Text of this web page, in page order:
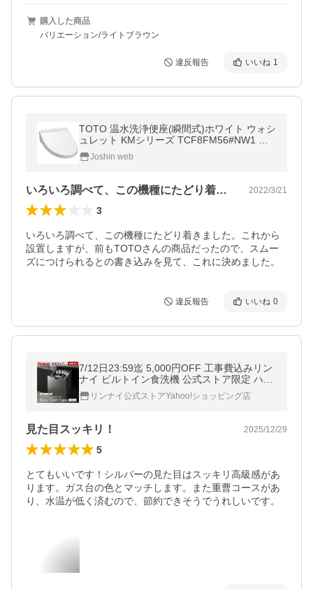
購入した商品
バリエーション/ライトブラウン
違反報告 いいね 1
TOTO 温水洗浄便座(瞬間式)ホワイト ウォシ
ュレット KMシリーズ TCF8FM56#NW1 返
品種別B
Joshin web
いろいろ調べて、この機種にたどり着きま… 2022/3/21
3
いろいろ調べて、この機種にたどり着きました。これから
設置しますが、前もTOTOさんの商品だったので、スムー
ズにつけられるとの書き込みを見て、これに決めました。
違反報告 いいね 0
7/12日23:59迄 5,000円OFF 工事費込みリン
ナイ ビルトイン食洗機 公式ストア限定 ハイ
グレード プラズマクラスター付 スライドオ
ープンタイプ ステンレスドア
リンナイ公式ストアYahoo!ショッピング店
見た目スッキリ！ 2025/12/29
5
とてもいいです！シルバーの見た目はスッキリ高級感があ
ります。ガス台の色とマッチします。また重曹コースがあ
り、水温が低く済むので、節約できそうでうれしいです。